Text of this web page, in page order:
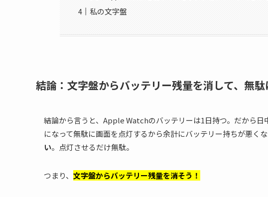
私の文字盤
結論：文字盤からバッテリー残量を消して、無
結論から言うと、Apple Watchのバッテリーは1日持つ。だから
になって無駄に画面を点灯するから余計にバッテリー持ちが悪くな
い。点灯させるだけ無駄。
つまり、 文字盤からバッテリー残量を消そう！